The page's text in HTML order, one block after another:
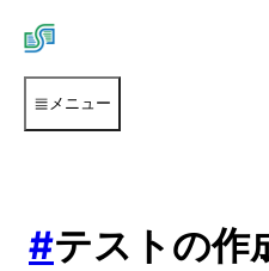
メニュー
#テストの作